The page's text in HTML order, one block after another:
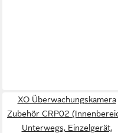
XO Überwachungskamera
Zubehör CRP02
Unterwegs, Einzelgerät,